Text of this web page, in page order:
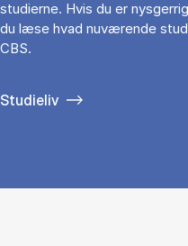
studierne. Hvis du er
du læse hvad nuværende
CBS.
Studieliv